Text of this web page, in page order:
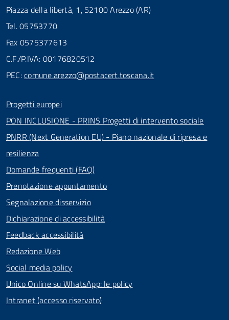
Piazza della libertà, 1, 52100 Arezzo (AR)
Tel. 05753770
Fax 0575377613
C.F./P.IVA: 00176820512
PEC:comune.arezzo@postacert.toscana.it
Progetti europei
PON INCLUSIONE - PRINS Progetti di intervento sociale
PNRR (Next Generation EU) - Piano nazionale di ripresa e
resilienza
Domande frequenti (FAQ)
Prenotazione appuntamento
Segnalazione disservizio
Dichiarazione di accessibilità
Feedback accessibilità
Redazione Web
Social media policy
Unico Online su WhatsApp: le policy
Intranet (accesso riservato)